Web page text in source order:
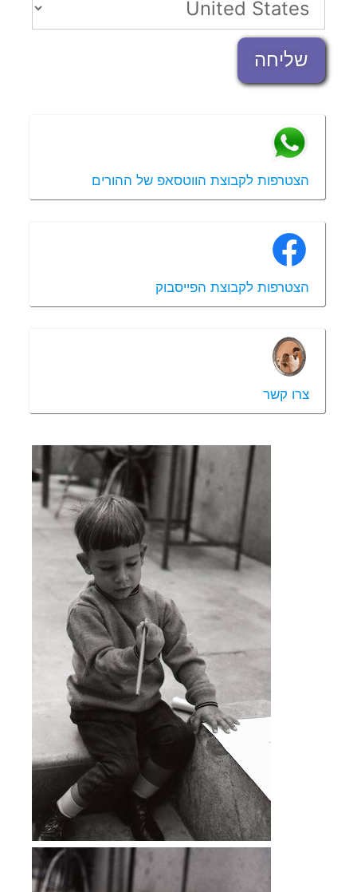
שליחה
הצטרפות לקבוצת הווטסאפ של ההורים
הצטרפות לקבוצת הפייסבוק
צרו קשר